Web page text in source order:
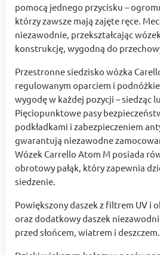
pomocą jednego przycisku –
którzy zawsze mają zajęte ręce.
niezawodnie, przekształcając
konstrukcję, wygodną do
Przestronne siedzisko wózka
regulowanym oparciem i
wygodę w każdej pozycji – siedząc
Pięciopunktowe pasy
podkładkami i zabezpieczeniem
gwarantują niezawodne
Wózek Carrello Atom M posiada
obrotowy pałąk, który zapewnia
siedzenie.
Powiększony daszek z filtrem UV i
oraz dodatkowy daszek
przed słońcem, wiatrem i deszczem.